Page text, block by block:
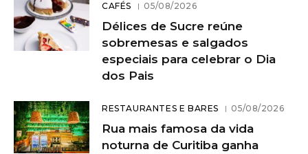
CAFÉS 05/08/2026
Délices de Sucre reúne
sobremesas e salgados
especiais para celebrar o Dia
dos Pais
RESTAURANTES E BARES 05/08/2026
Rua mais famosa da vida
noturna de Curitiba ganha